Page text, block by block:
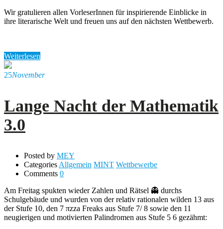
Wir gratulieren allen VorleserInnen für inspirierende Einblicke in
ihre literarische Welt und freuen uns auf den nächsten Wettbewerb.
Weiterlesen
25November
Lange Nacht der Mathematik
3.0
Posted by MEY
Categories Allgemein MINT Wettbewerbe
Comments 0
Am Freitag spukten wieder Zahlen und Rätsel 👻 durchs
Schulgebäude und wurden von der relativ rationalen wilden 13 aus
der Stufe 10, den 7 πzza Freaks aus Stufe 7/ 8 sowie den 11
neugierigen und motivierten Palindromen aus Stufe 5 6 gezähmt: